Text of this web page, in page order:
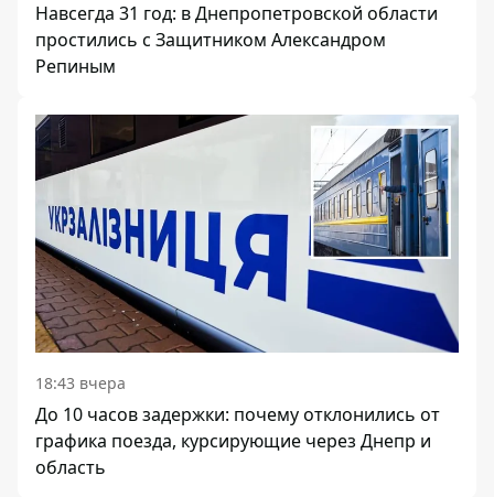
Навсегда 31 год: в Днепропетровской области
простились с Защитником Александром
Репиным
18:43 вчера
До 10 часов задержки: почему отклонились от
графика поезда, курсирующие через Днепр и
область